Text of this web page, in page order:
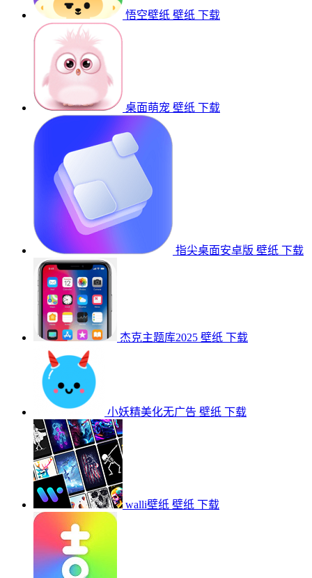
悟空壁纸 壁纸 下载
桌面萌宠 壁纸 下载
指尖桌面安卓版 壁纸 下载
杰克主题库2025 壁纸 下载
小妖精美化无广告 壁纸 下载
walli壁纸 壁纸 下载